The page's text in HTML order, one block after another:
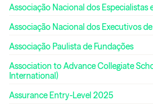
Associação Nacional dos Especialistas
Associação Nacional dos Executivos
Associação Paulista de Fundações
Association to Advance Collegiate
International)
Assurance Entry-Level 2025